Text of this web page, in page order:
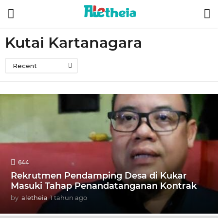
Kutai Kartanagara
Recent
644
Rekrutmen Pendamping Desa di Kukar
Masuki Tahap Penandatanganan Kontrak
by aletheia 1 tahun ago
a